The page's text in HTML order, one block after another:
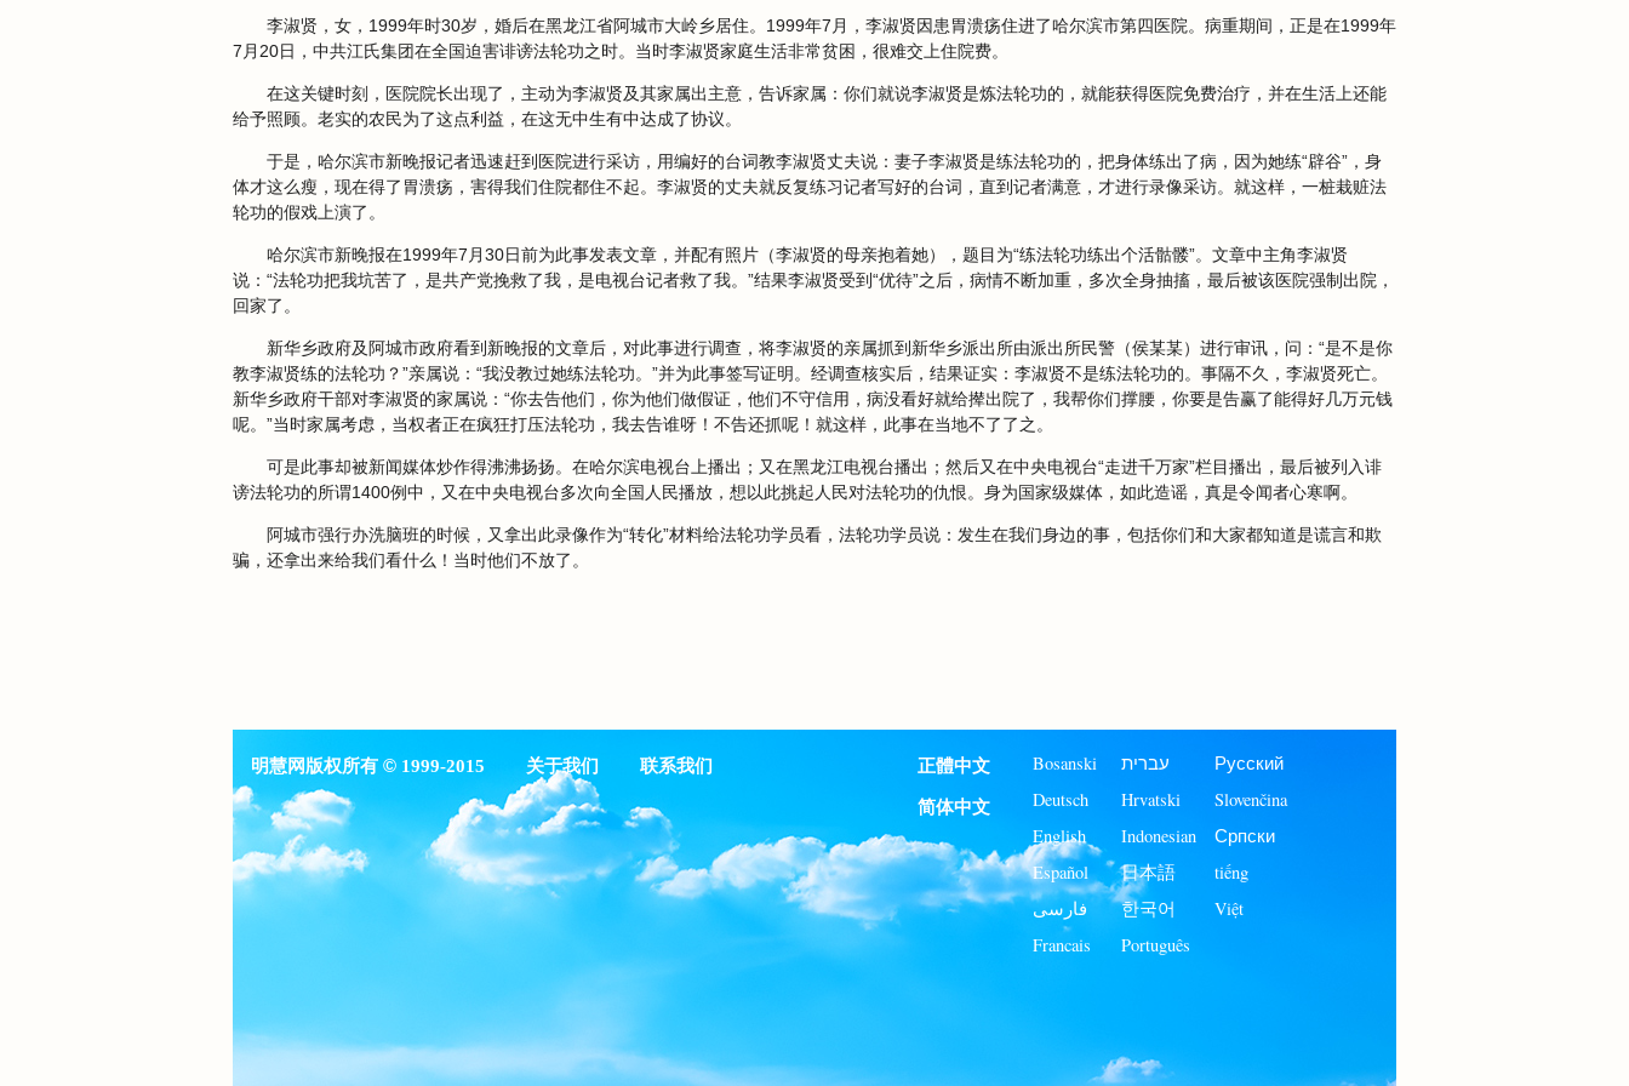
李淑贤，女，1999年时30岁，婚后在黑龙江省阿城市大岭乡居住。1999年7月，李淑贤因患胃溃疡住进了哈尔滨市第四医院。病重期间，正是在1999年
7月20日，中共江氏集团在全国迫害诽谤法轮功之时。当时李淑贤家庭生活非常贫困，很难交上住院费。
在这关键时刻，医院院长出现了，主动为李淑贤及其家属出主意，告诉家属：你们就说李淑贤是炼法轮功的，就能获得医院免费治疗，并在生活上还能
给予照顾。老实的农民为了这点利益，在这无中生有中达成了协议。
于是，哈尔滨市新晚报记者迅速赶到医院进行采访，用编好的台词教李淑贤丈夫说：妻子李淑贤是练法轮功的，把身体练出了病，因为她练“辟谷”，身
体才这么瘦，现在得了胃溃疡，害得我们住院都住不起。李淑贤的丈夫就反复练习记者写好的台词，直到记者满意，才进行录像采访。就这样，一桩栽赃法
轮功的假戏上演了。
哈尔滨市新晚报在1999年7月30日前为此事发表文章，并配有照片（李淑贤的母亲抱着她），题目为“练法轮功练出个活骷髅”。文章中主角李淑贤
说：“法轮功把我坑苦了，是共产党挽救了我，是电视台记者救了我。”结果李淑贤受到“优待”之后，病情不断加重，多次全身抽搐，最后被该医院强制出院，
回家了。
新华乡政府及阿城市政府看到新晚报的文章后，对此事进行调查，将李淑贤的亲属抓到新华乡派出所由派出所民警（侯某某）进行审讯，问：“是不是你
教李淑贤练的法轮功？”亲属说：“我没教过她练法轮功。”并为此事签写证明。经调查核实后，结果证实：李淑贤不是练法轮功的。事隔不久，李淑贤死亡。
新华乡政府干部对李淑贤的家属说：“你去告他们，你为他们做假证，他们不守信用，病没看好就给撵出院了，我帮你们撑腰，你要是告赢了能得好几万元钱
呢。”当时家属考虑，当权者正在疯狂打压法轮功，我去告谁呀！不告还抓呢！就这样，此事在当地不了了之。
可是此事却被新闻媒体炒作得沸沸扬扬。在哈尔滨电视台上播出；又在黑龙江电视台播出；然后又在中央电视台“走进千万家”栏目播出，最后被列入诽
谤法轮功的所谓1400例中，又在中央电视台多次向全国人民播放，想以此挑起人民对法轮功的仇恨。身为国家级媒体，如此造谣，真是令闻者心寒啊。
阿城市强行办洗脑班的时候，又拿出此录像作为“转化”材料给法轮功学员看，法轮功学员说：发生在我们身边的事，包括你们和大家都知道是谎言和欺
骗，还拿出来给我们看什么！当时他们不放了。
明慧网版权所有 © 1999-2015 关于我们 联系我们 正體中文
简体中文
Bosanski
Deutsch
English
Español
فارسی
Francais
עברית
Hrvatski
Indonesian
日本語
한국어
Português
Русский
Slovenčina
Српски
tiếng
Việt